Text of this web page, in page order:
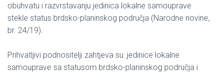
obuhvatu i razvrstavanju jedinica lokalne samouprave
stekle status brdsko-planinskog područja (Narodne novine,
br. 24/19).
Prihvatljivi podnositelji zahtjeva su: jedinice lokalne
samouprave sa statusom brdsko-planinskog područja i